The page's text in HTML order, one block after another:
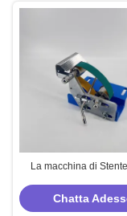
La macchina di
regolazione dell'ago di
Chatta